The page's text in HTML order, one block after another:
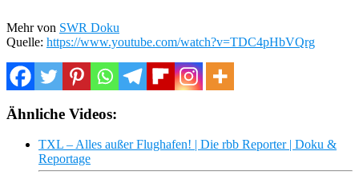
Mehr von SWR Doku
Quelle: https://www.youtube.com/watch?v=TDC4pHbVQrg
Ähnliche Videos:
TXL – Alles außer Flughafen! | Die rbb Reporter | Doku &
Reportage